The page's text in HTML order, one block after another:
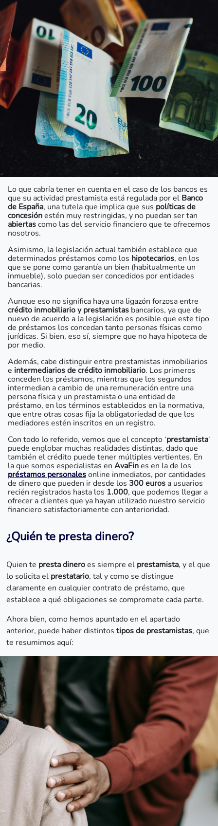
Lo que cabría tener en cuenta en el caso de los bancos es
que su actividad prestamista está regulada por el Banco
de España, una tutela que implica que sus políticas de
concesiónestén muy restringidas, y no puedan ser tan
abiertascomo las del servicio financiero que te ofrecemos
nosotros.
Asimismo, la legislación actual también establece que
determinados préstamos como los hipotecarios, en los
que se pone como garantía un bien (habitualmente un
inmueble), solo puedan ser concedidos por entidades
bancarias.
Aunque eso no significa haya una ligazón forzosa entre
crédito inmobiliario y prestamistas bancarios, ya que de
nuevo de acuerdo a la legislación es posible que este tipo
de préstamos los concedan tanto personas físicas como
jurídicas. Si bien, eso sí, siempre que no haya hipoteca de
por medio.
Además, cabe distinguir entre prestamistas inmobiliarios
e intermediarios de crédito inmobiliario. Los primeros
conceden los préstamos, mientras que los segundos
intermedian a cambio de una remuneración entre una
persona física y un prestamista o una entidad de
préstamo, en los términos establecidos en la normativa,
que entre otras cosas fija la obligatoriedad de que los
mediadores estén inscritos en un registro.
Con todo lo referido, vemos que el concepto ‘prestamista‘
puede englobar muchas realidades distintas, dado que
también el crédito puede tener múltiples vertientes. En
la que somos especialistas en AvaFines en la de los
préstamos personalesonline inmediatos, por cantidades
de dinero que pueden ir desde los 300 euros a usuarios
recién registrados hasta los 1.000, que podemos llegar a
ofrecer a clientes que ya hayan utilizado nuestro servicio
financiero satisfactoriamente con anterioridad.
¿Quién te presta dinero?
Quien te presta dineroes siempre el prestamista, y el que
lo solicita el prestatario, tal y como se distingue
claramente en cualquier contrato de préstamo, que
establece a qué obligaciones se compromete cada parte.
Ahora bien, como hemos apuntado en el apartado
anterior, puede haber distintostipos de prestamistas, que
te resumimos aquí: